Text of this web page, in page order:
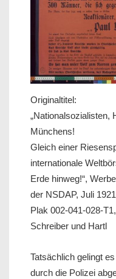
Originaltitel:
„Nationalsozialisten,
Münchens!
Gleich einer
internationale
Erde hinweg!“,
der NSDAP, Juli
Plak 002-041-028-
Schreiber und Hartl
Tatsächlich gelingt
durch die Polizei